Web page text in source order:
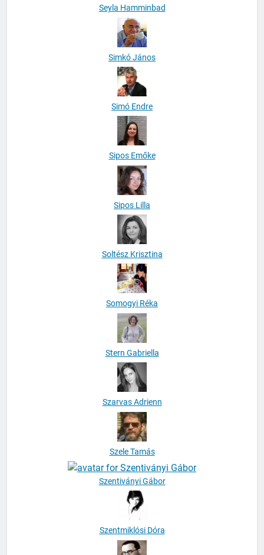
Seyla Hamminbad
Simkó János
Simó Endre
Sipos Emőke
Sipos Lilla
Soltész Krisztina
Somogyi Réka
Stern Gabriella
Szarvas Adrienn
Szele Tamás
Szentiványi Gábor
Szentmiklósi Dóra